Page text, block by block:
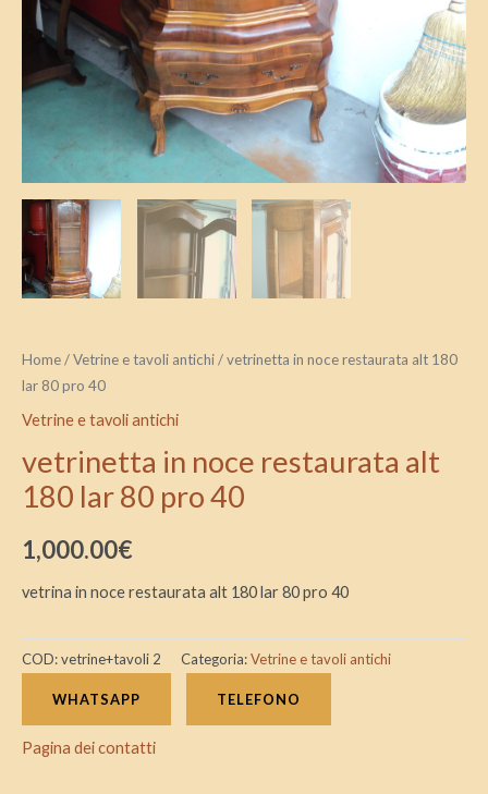
Home/Vetrine e tavoli antichi/ vetrinetta in noce restaurata alt 180
lar 80 pro 40
Vetrine e tavoli antichi
vetrinetta in noce restaurata alt
180 lar 80 pro 40
1,000.00€
vetrina in noce restaurata alt 180 lar 80 pro 40
COD:vetrine+tavoli 2 Categoria:Vetrine e tavoli antichi
WHATSAPP TELEFONO
Pagina dei contatti